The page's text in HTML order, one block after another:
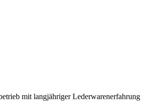
mit langjähriger Lederwarenerfahrung